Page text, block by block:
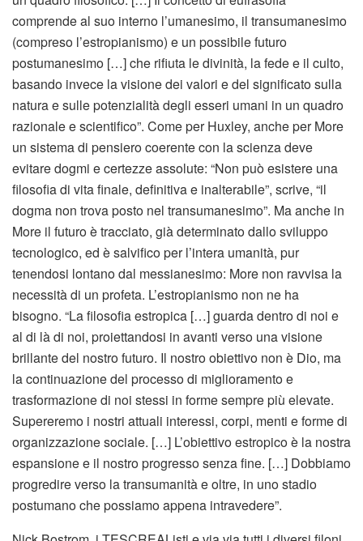
comprende al suo interno l’umanesimo, il transumanesimo
(compreso l’estropianismo) e un possibile futuro
postumanesimo […] che rifiuta le divinità, la fede e il culto,
basando invece la visione dei valori e del significato sulla
natura e sulle potenzialità degli esseri umani in un quadro
razionale e scientifico”. Come per Huxley, anche per More
un sistema di pensiero coerente con la scienza deve
evitare dogmi e certezze assolute: “Non può esistere una
filosofia di vita finale, definitiva e inalterabile”, scrive, “il
dogma non trova posto nel transumanesimo”. Ma anche in
More il futuro è tracciato, già determinato dallo sviluppo
tecnologico, ed è salvifico per l’intera umanità, pur
tenendosi lontano dal messianesimo: More non ravvisa la
necessità di un profeta. L’estropianismo non ne ha
bisogno. “La filosofia estropica […] guarda dentro di noi e
al di là di noi, proiettandosi in avanti verso una visione
brillante del nostro futuro. Il nostro obiettivo non è Dio, ma
la continuazione del processo di miglioramento e
trasformazione di noi stessi in forme sempre più elevate.
Supereremo i nostri attuali interessi, corpi, menti e forme di
organizzazione sociale. […] L’obiettivo estropico è la nostra
espansione e il nostro progresso senza fine. […] Dobbiamo
progredire verso la transumanità e oltre, in uno stadio
postumano che possiamo appena intravedere”.